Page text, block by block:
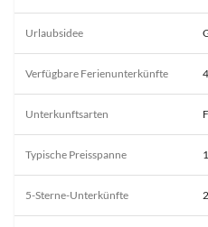
Urlaubsidee
Verfügbare Ferienunterkünfte
Unterkunftsarten
Typische Preisspanne
5-Sterne-Unterkünfte